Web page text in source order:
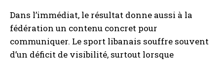
Dans l’immédiat, le résultat donne aussi à la
fédération un contenu concret pour
communiquer. Le sport libanais souffre souvent
d’un déficit de visibilité, surtout lorsque